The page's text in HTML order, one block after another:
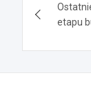
wpisu
etapu